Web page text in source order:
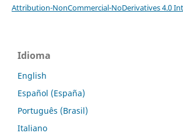
Attribution-NonCommercial-NoDerivatives 4.0
Idioma
English
Español (España)
Português (Brasil)
Italiano